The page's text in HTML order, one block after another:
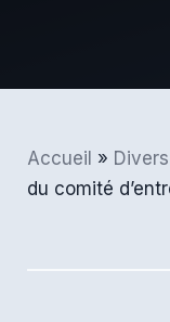
Accueil » Divers
du comité